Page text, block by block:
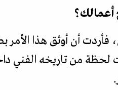
أعمالك؟
فأردت أن أوثق هذا
لحظة من تاريخه الفني